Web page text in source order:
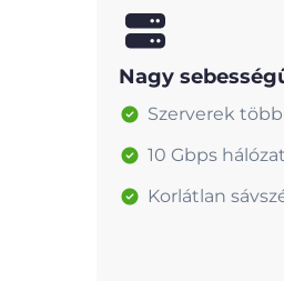
Nagy
Szerverek
10 Gbps
Korlátlan